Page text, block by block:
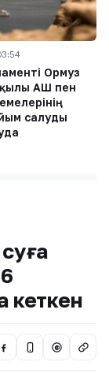
Ормуз
АҚШ пен
салуды
кеткен
@